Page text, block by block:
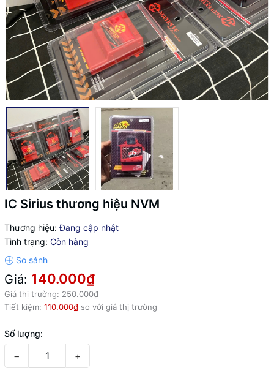
IC Sirius thương hiệu NVM
Thương hiệu: Đang cập nhật
Tình trạng: Còn hàng
Giá: 140.000₫
Giá thị trường: 250.000₫
Tiết kiệm: 110.000₫ so với giá thị trường
Số lượng:
− +